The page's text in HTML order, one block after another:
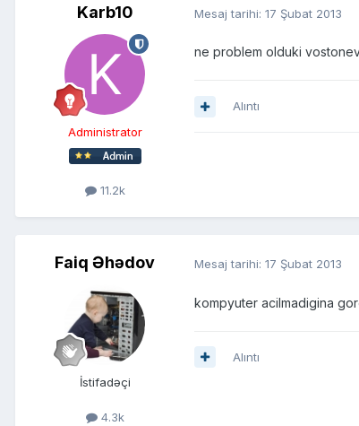
Karb10
Administrator
11.2k
Mesaj tarihi: 17 Şubat 2013
ne problem olduki
Alıntı
Faiq Əhədov
İstifadəçi
4.3k
Mesaj tarihi: 17 Şubat 2013
kompyuter acilmadigina
Alıntı